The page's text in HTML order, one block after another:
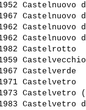
Castelvetro